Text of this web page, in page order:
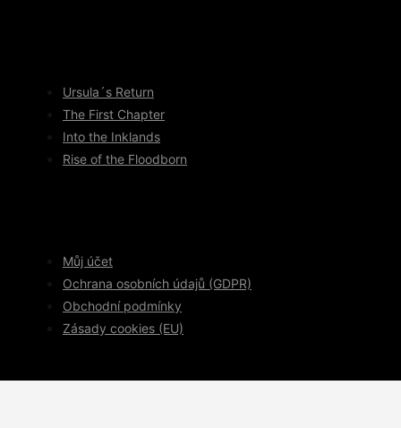
Ursula´s Return
The First Chapter
Into the Inklands
Rise of the Floodborn
Můj účet
Ochrana osobních údajů (GDPR)
Obchodní podmínky
Zásady cookies (EU)